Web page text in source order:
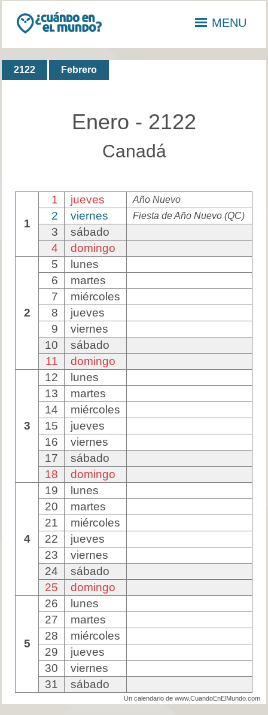
MENU
2122 Febrero
Enero - 2122
Canadá
1
1 jueves Año Nuevo
2 viernes Fiesta de Año Nuevo (QC)
3
sábado
4
domingo
2
5
lunes
6
martes
7
miércoles
8
jueves
9
viernes
10
sábado
11
domingo
3
12
lunes
13
martes
14
miércoles
15
jueves
16
viernes
17
sábado
18
domingo
4
19
lunes
20
martes
21
miércoles
22
jueves
23
viernes
24
sábado
25
domingo
5
26
lunes
27
martes
28
miércoles
29
jueves
30
viernes
31
sábado
Un calendario de www.CuandoEnElMundo.com